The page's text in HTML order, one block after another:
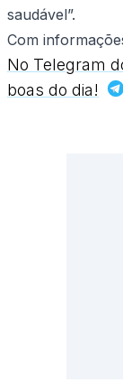
saudável”.
Com
No Telegram
boas do dia!